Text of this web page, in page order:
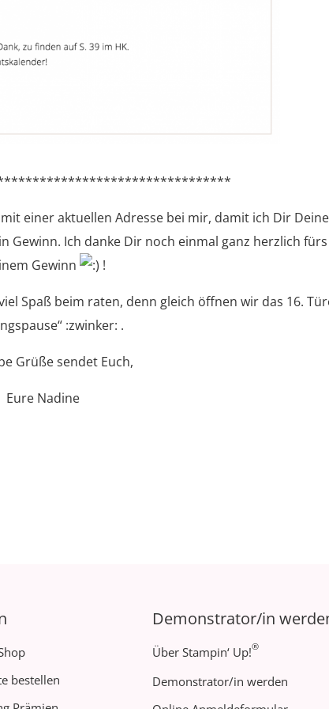
mit einer aktuellen Adresse bei mir, damit ich Dir
Gewinn. Ich danke Dir noch einmal ganz herzlich fürs
Gewinn
!
Spaß beim raten, denn gleich öffnen wir das 16.
:zwinker: .
Grüße sendet Euch,
Eure Nadine
bestellen
Demonstrator/in
Über Stampin‘ Up!®
Demonstrator/in werden